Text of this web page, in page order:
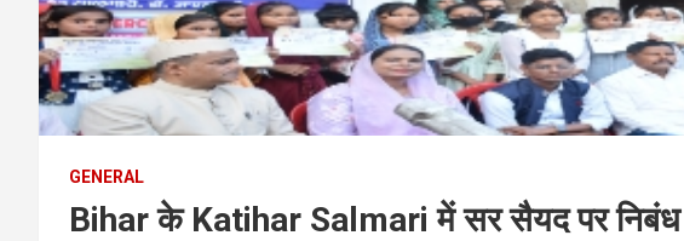
GENERAL
Bihar के Katihar Salmari में सर सैयद पर निबंध